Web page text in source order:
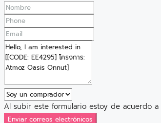
Al subir este formulario estoy de acuerdo a
Enviar correos electrónicos